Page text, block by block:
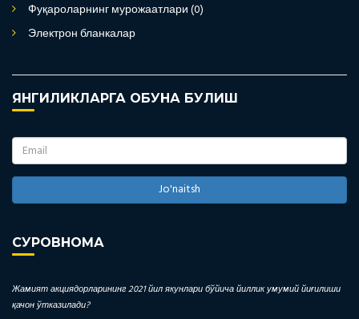
Фуқароларнинг мурожаатлари (0)
Электрон бланкалар
ЯНГИЛИКЛАРГА ОБУНА БУЛИШ
Jo'naitsh
СУРОВНОМА
Жамият акциядорларининг 2021 йил якунлари бўйича йиллик умумий йиғилиши
қачон ўтказилади?